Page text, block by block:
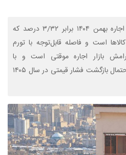
با وجود ثبت تورم نقطه‌به‌نقطه اجاره بهمن ۱۴۰۴ برابر ۳/۳۲ درصد که
در میان ۱۲ گروه کالاها است و فاصله قابل‌توجه با تورم
آرامش بازار اجاره موقتی است و با
نزدیک‌شدن به فصل جابه‌جایی احتمال بازگشت فشار قیمتی در سال ۱۴۰۵